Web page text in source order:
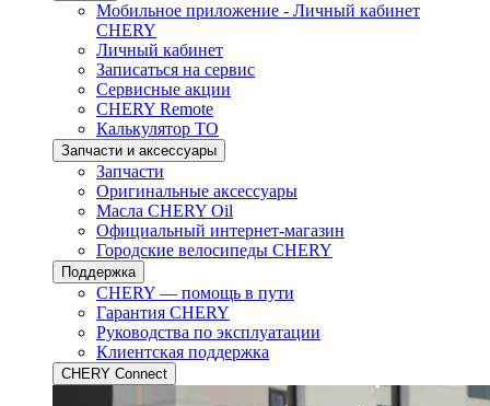
Мобильное приложение - Личный кабинет
CHERY
Личный кабинет
Записаться на сервис
Сервисные акции
CHERY Remote
Калькулятор ТО
Запчасти и аксессуары
Запчасти
Оригинальные аксессуары
Масла CHERY Oil
Официальный интернет-магазин
Городские велосипеды CHERY
Поддержка
CHERY — помощь в пути
Гарантия CHERY
Руководства по эксплуатации
Клиентская поддержка
CHERY Connect